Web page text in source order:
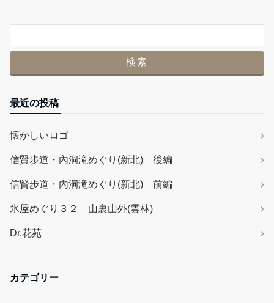
最近の投稿
懐かしいロゴ
信賢步道・內洞滝めぐり(新北) 後編
信賢步道・內洞滝めぐり(新北) 前編
氷屋めぐり３２ 山裏山外(雲林)
Dr.花苑
カテゴリー